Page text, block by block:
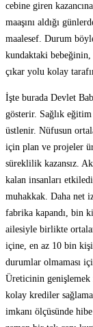
cebine giren
maaşını aldığı
maalesef. Durum
kundaktaki
çıkar yolu kolay
İşte burada Devlet
gösterir. Sağlık
üstlenir. Nüfusun
için plan ve projeler
süreklilik kazansız.
kalan insanları
muhakkak. Daha net
fabrika kapandı, bin
ailesiyle birlikte
içine, en az 10 bin
durumlar olmaması
Üreticinin genişlemek
kolay krediler
imkanı ölçüsünde